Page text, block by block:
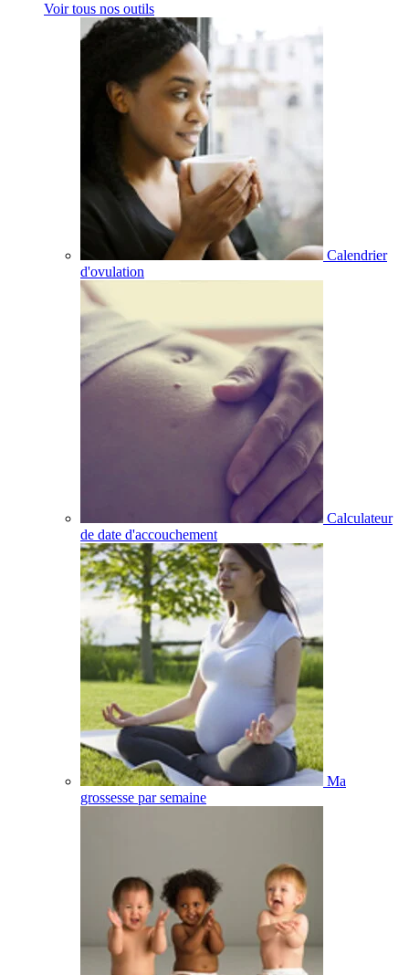
Voir tous nos outils
Calendrier
d'ovulation
Calculateur
de date d'accouchement
Ma
grossesse par semaine